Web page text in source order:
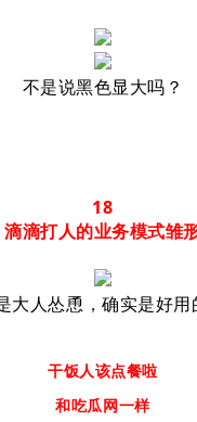
不是说黑色显大吗？
18
滴滴打人的业务模式雏
大人怂恿，确实是好用
干饭人该点餐啦
和吃瓜网一样